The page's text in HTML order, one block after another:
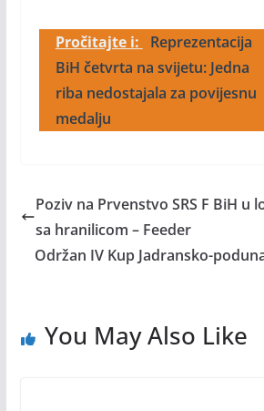
Pročitajte i:
Reprezentacija
BiH četvrta na svijetu: Jedna
riba nedostajala za povijesnu
medalju
Poziv na Prvenstvo SRS F BiH u
sa hranilicom – Feeder
Održan IV Kup Jadransko-
You May Also Like